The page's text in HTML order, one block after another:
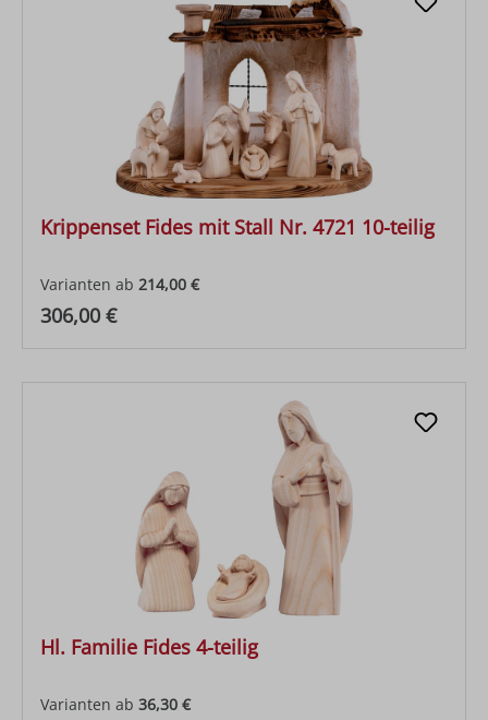
Krippenset Fides mit Stall Nr. 4721 10-teilig
Varianten ab 214,00 €
Regulärer Preis:
306,00 €
Hl. Familie Fides 4-teilig
Varianten ab 36,30 €